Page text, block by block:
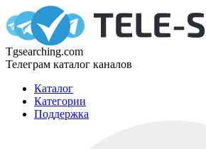
Tgsearching.com
Телеграм каталог каналов
Каталог
Категории
Поддержка